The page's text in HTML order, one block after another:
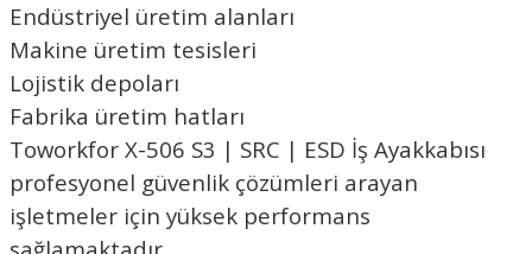
Endüstriyel üretim alanları
Makine üretim tesisleri
Lojistik depoları
Fabrika üretim hatları
Toworkfor X-506 S3 | SRC | ESD İş Ayakkabısı
profesyonel güvenlik çözümleri arayan
işletmeler için yüksek performans